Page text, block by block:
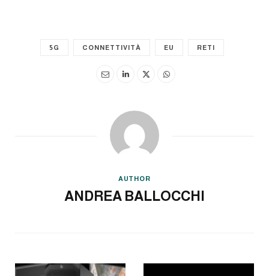
5G CONNETTIVITÀ EU RETI
AUTHOR
ANDREA BALLOCCHI